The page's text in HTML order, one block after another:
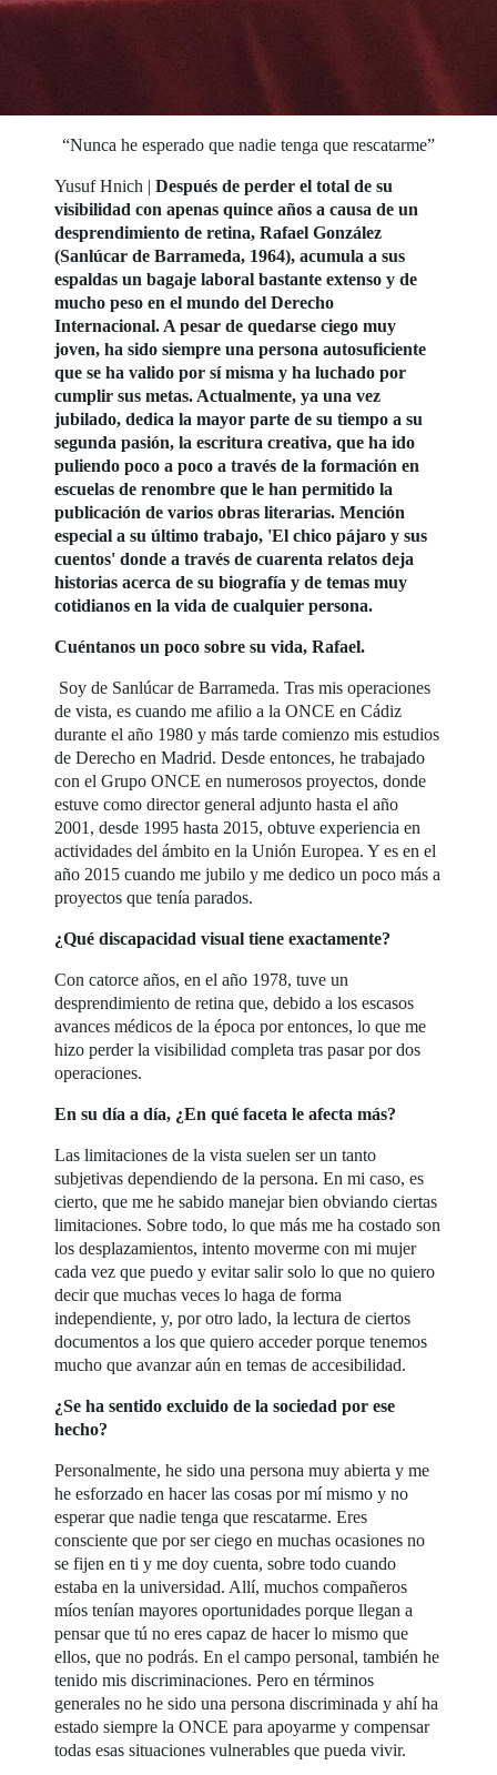
“Nunca he esperado que nadie tenga que rescatarme”
Yusuf Hnich |Después de perder el total de su
visibilidad con apenas quince años a causa de un
desprendimiento de retina, Rafael González
(Sanlúcar de Barrameda, 1964), acumula a sus
espaldas un bagaje laboral bastante extenso y de
mucho peso en el mundo del Derecho
Internacional. A pesar de quedarse ciego muy
joven, ha sido siempre una persona autosuficiente
que se ha valido por sí misma y ha luchado por
cumplir sus metas. Actualmente, ya una vez
jubilado, dedica la mayor parte de su tiempo a su
segunda pasión, la escritura creativa, que ha ido
puliendo poco a poco a través de la formación en
escuelas de renombre que le han permitido la
publicación de varios obras literarias. Mención
especial a su último trabajo, 'El chico pájaro y sus
cuentos' donde a través de cuarenta relatos deja
historias acerca de su biografía y de temas muy
cotidianos en la vida de cualquier persona.
Cuéntanos un poco sobre su vida, Rafael.
Soy de Sanlúcar de Barrameda. Tras mis operaciones
de vista, es cuando me afilio a la ONCE en Cádiz
durante el año 1980 y más tarde comienzo mis estudios
de Derecho en Madrid. Desde entonces, he trabajado
con el Grupo ONCE en numerosos proyectos, donde
estuve como director general adjunto hasta el año
2001, desde 1995 hasta 2015, obtuve experiencia en
actividades del ámbito en la Unión Europea. Y es en el
año 2015 cuando me jubilo y me dedico un poco más a
proyectos que tenía parados.
¿Qué discapacidad visual tiene exactamente?
Con catorce años, en el año 1978, tuve un
desprendimiento de retina que, debido a los escasos
avances médicos de la época por entonces, lo que me
hizo perder la visibilidad completa tras pasar por dos
operaciones.
En su día a día, ¿En qué faceta le afecta más?
Las limitaciones de la vista suelen ser un tanto
subjetivas dependiendo de la persona. En mi caso, es
cierto, que me he sabido manejar bien obviando ciertas
limitaciones. Sobre todo, lo que más me ha costado son
los desplazamientos, intento moverme con mi mujer
cada vez que puedo y evitar salir solo lo que no quiero
decir que muchas veces lo haga de forma
independiente, y, por otro lado, la lectura de ciertos
documentos a los que quiero acceder porque tenemos
mucho que avanzar aún en temas de accesibilidad.
¿Se ha sentido excluido de la sociedad por ese
hecho?
Personalmente, he sido una persona muy abierta y me
he esforzado en hacer las cosas por mí mismo y no
esperar que nadie tenga que rescatarme. Eres
consciente que por ser ciego en muchas ocasiones no
se fijen en ti y me doy cuenta, sobre todo cuando
estaba en la universidad. Allí, muchos compañeros
míos tenían mayores oportunidades porque llegan a
pensar que tú no eres capaz de hacer lo mismo que
ellos, que no podrás. En el campo personal, también he
tenido mis discriminaciones. Pero en términos
generales no he sido una persona discriminada y ahí ha
estado siempre la ONCE para apoyarme y compensar
todas esas situaciones vulnerables que pueda vivir.